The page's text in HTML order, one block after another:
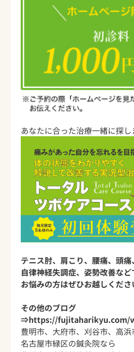
あなたに合った治療一緒に探し
テニス肘、肩こり、腰痛、頭痛、
自律神経失調症、姿勢改善など
お悩みの方はぜひお越しくださ
その他のブログ
⇒https://fujitaharikyu.com/
豊明市、大府市、刈谷市、高浜
名古屋市緑区の鍼灸院なら